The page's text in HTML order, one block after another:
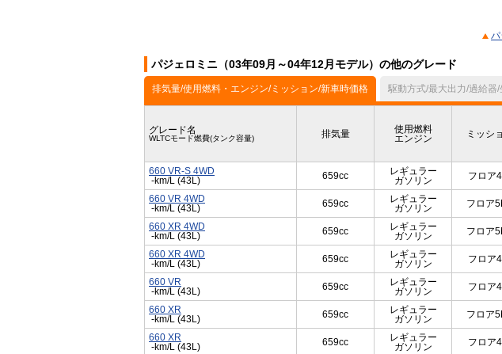
パジェロミニ（03年09月～04年12月モデル）の他のグレード
排気量/使用燃料・エンジン/ミッション/新車時価格 駆動方式/最大出力/過給器
グレード名
WLTCモード燃費(タンク容量) 排気量
使用燃料
エンジン
ミッシ
660 VR-S 4WD
-km/L (43L)
659cc
レギュラー
ガソリン
フロア
660 VR 4WD
-km/L (43L)
659cc
レギュラー
ガソリン
フロア
660 XR 4WD
-km/L (43L)
659cc
レギュラー
ガソリン
フロア
660 XR 4WD
-km/L (43L)
659cc
レギュラー
ガソリン
フロア
660 VR
-km/L (43L)
659cc
レギュラー
ガソリン
フロア
660 XR
-km/L (43L)
659cc
レギュラー
ガソリン
フロア
660 XR
-km/L (43L)
659cc
レギュラー
ガソリン
フロア